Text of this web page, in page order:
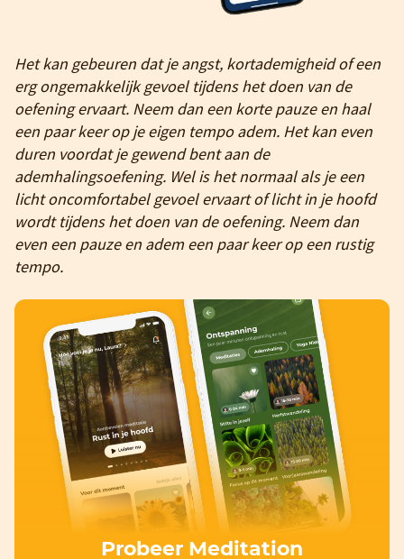
Het kan gebeuren dat je angst, kortademigheid of een
erg ongemakkelijk gevoel tijdens het doen van de
oefening ervaart. Neem dan een korte pauze en haal
een paar keer op je eigen tempo adem. Het kan even
duren voordat je gewend bent aan de
ademhalingsoefening. Wel is het normaal als je een
licht oncomfortabel gevoel ervaart of licht in je hoofd
wordt tijdens het doen van de oefening. Neem dan
even een pauze en adem een paar keer op een rustig
tempo.
Probeer Meditation